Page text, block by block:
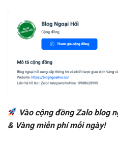
Vào cộng đồng Zalo blog
& Vàng miễn phí mỗi ngày!